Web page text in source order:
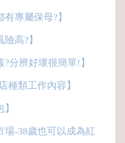
有專屬保母?】
高?】
?分辨好壞很簡單!】
種類工作內容】
場-38歲也可以成為紅